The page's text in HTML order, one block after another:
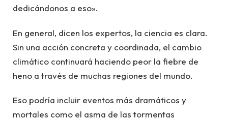
dedicándonos a eso».
En general, dicen los expertos, la ciencia es clara.
Sin una acción concreta y coordinada, el cambio
climático continuará haciendo peor la fiebre de
heno a través de muchas regiones del mundo.
Eso podría incluir eventos más dramáticos y
mortales como el asma de las tormentas